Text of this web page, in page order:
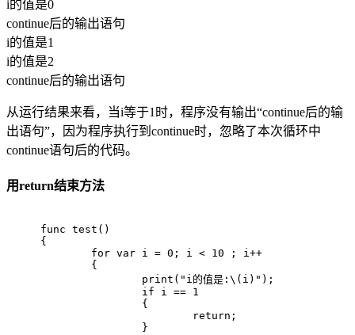
i的值是0
continue后的输出语句
i的值是1
i的值是2
continue后的输出语句
从运行结果来看，当i等于1时，程序没有输出“continue后的输
出语句”，因为程序执行到continue时，忽略了本次循环中
continue语句后的代码。
用return结束方法
func test ()
{
for var i = 0 ; i < 10 ; i++
	{
print ( "i的值是:\(i)" );
if i == 1
		{
return ;
		}